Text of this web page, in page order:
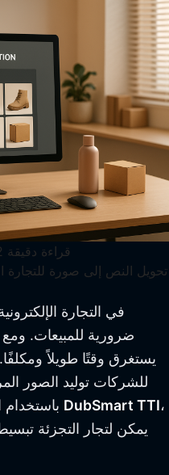
قراءة دقيقة
تحويل النص إلى صورة للتجارة
في التجارة
ضرورية للمبيعات. ومع
يستغرق وقتًا طويلاً
للشركات توليد الصور
DubSmart TTI،
يمكن لتجار التجزئة